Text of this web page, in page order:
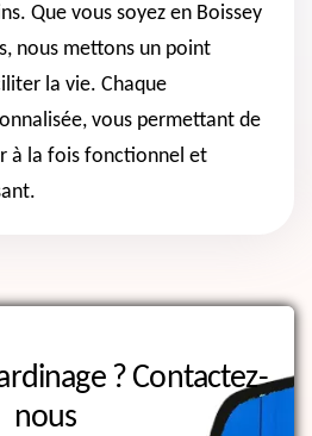
Que vous soyez en Boissey
nous mettons un point
la vie. Chaque
vous permettant de
à la fois fonctionnel et
? Contactez-
nous